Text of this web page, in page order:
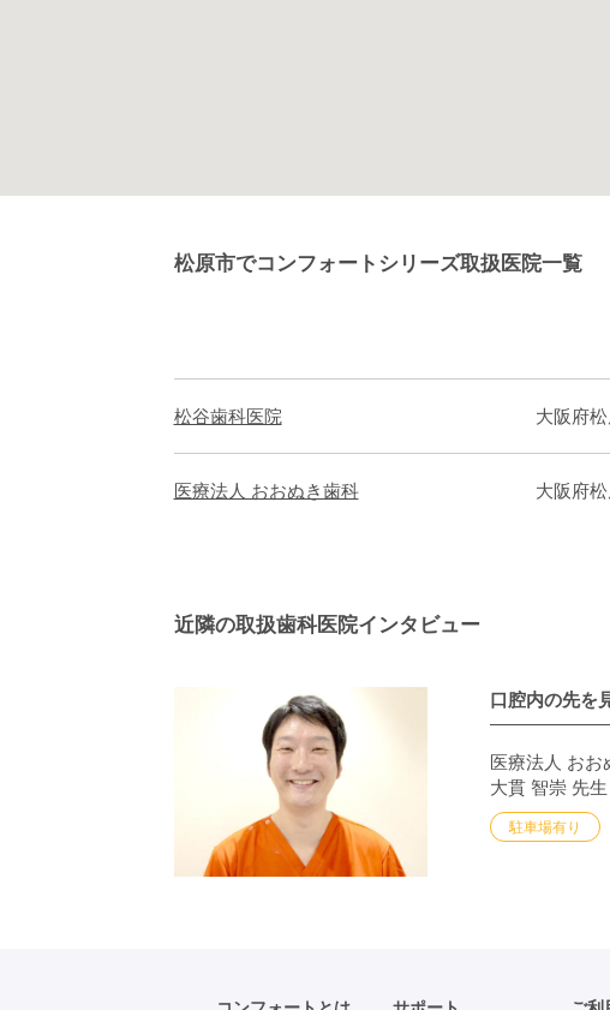
松原市でコンフォートシリーズ取扱医院一覧
松谷歯科医院 大阪府
医療法人 おおぬき歯科 大阪府
近隣の取扱歯科医院インタビュー
口腔内の先を
医療法人 おお
大貫 智崇 先生
駐車場有り